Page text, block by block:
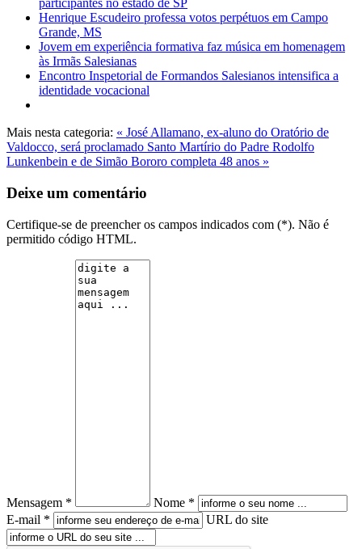
participantes no estado de SP
Henrique Escudeiro professa votos perpétuos em Campo
Grande, MS
Jovem em experiência formativa faz música em homenagem
às Irmãs Salesianas
Encontro Inspetorial de Formandos Salesianos intensifica a
identidade vocacional
Mais nesta categoria: « José Allamano, ex-aluno do Oratório de
Valdocco, será proclamado Santo Martírio do Padre Rodolfo
Lunkenbein e de Simão Bororo completa 48 anos »
Deixe um comentário
Certifique-se de preencher os campos indicados com (*). Não é
permitido código HTML.
Mensagem *
Nome *
E-mail *
URL do site